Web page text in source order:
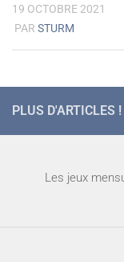
19 OCTOBRE 2021
PAR STURM
PLUS D'ARTICLES !
Les jeux